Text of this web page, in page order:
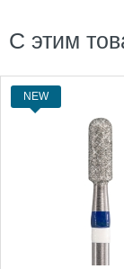
С этим
NEW